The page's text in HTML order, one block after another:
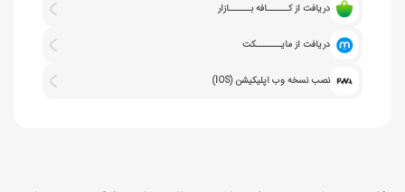
دریافت از کــــــافه بــــــازار
دریافت از مایـــــــکت
نصب نسخه وب اپلیکیشن (IOS)